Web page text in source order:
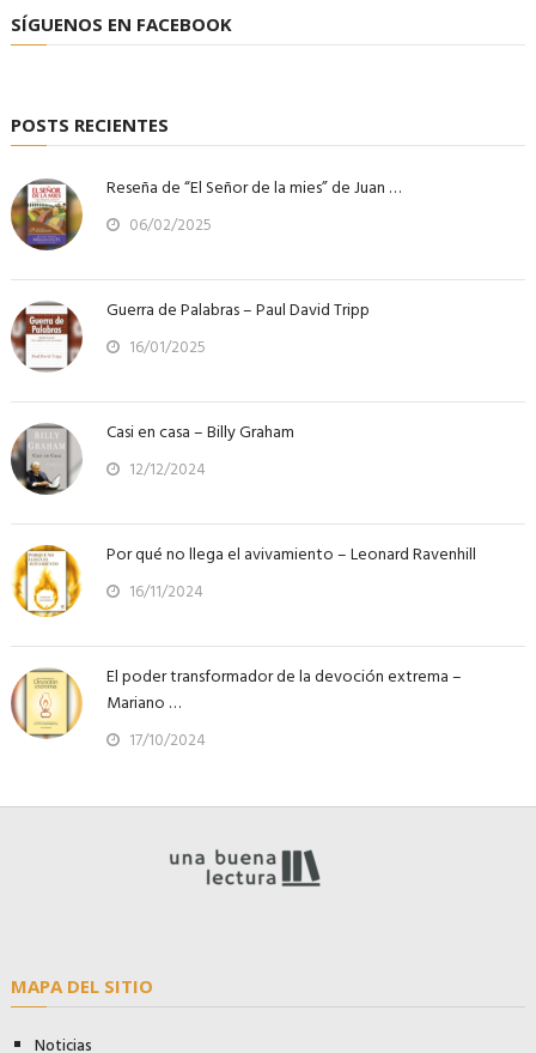
SÍGUENOS EN FACEBOOK
POSTS RECIENTES
Reseña de “El Señor de la mies” de Juan …
06/02/2025
Guerra de Palabras – Paul David Tripp
16/01/2025
Casi en casa – Billy Graham
12/12/2024
Por qué no llega el avivamiento – Leonard Ravenhill
16/11/2024
El poder transformador de la devoción extrema –
Mariano …
17/10/2024
MAPA DEL SITIO
Noticias